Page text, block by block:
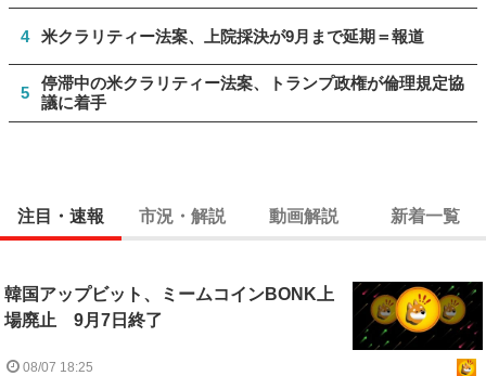
4 米クラリティー法案、上院採決が9月まで延期＝報道
5
停滞中の米クラリティー法案、トランプ政権が倫理規定協
議に着手
注目・速報 市況・解説 動画解説 新着一覧
韓国アップビット、ミームコインBONK上
場廃止 9月7日終了
08/07 18:25